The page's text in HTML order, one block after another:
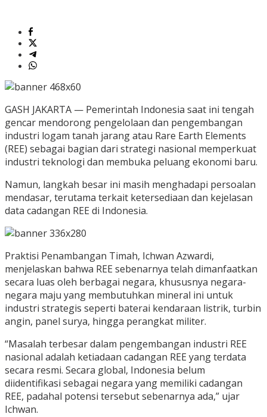
GASH JAKARTA — Pemerintah Indonesia saat ini tengah
gencar mendorong pengelolaan dan pengembangan
industri logam tanah jarang atau Rare Earth Elements
(REE) sebagai bagian dari strategi nasional memperkuat
industri teknologi dan membuka peluang ekonomi baru.
Namun, langkah besar ini masih menghadapi persoalan
mendasar, terutama terkait ketersediaan dan kejelasan
data cadangan REE di Indonesia.
Praktisi Penambangan Timah, Ichwan Azwardi,
menjelaskan bahwa REE sebenarnya telah dimanfaatkan
secara luas oleh berbagai negara, khususnya negara-
negara maju yang membutuhkan mineral ini untuk
industri strategis seperti baterai kendaraan listrik, turbin
angin, panel surya, hingga perangkat militer.
“Masalah terbesar dalam pengembangan industri REE
nasional adalah ketiadaan cadangan REE yang terdata
secara resmi. Secara global, Indonesia belum
diidentifikasi sebagai negara yang memiliki cadangan
REE, padahal potensi tersebut sebenarnya ada,” ujar
Ichwan.